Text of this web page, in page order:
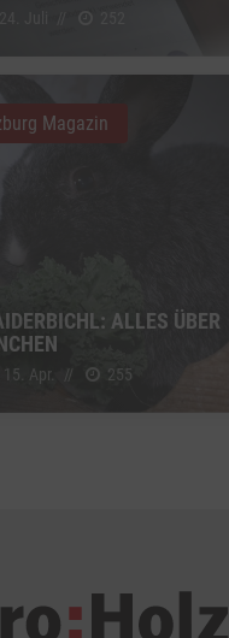
Juli
ALLES ÜBER
Apr. // 255
Magazin
zusätzlicher Informationen
Ireland Limited, Irland